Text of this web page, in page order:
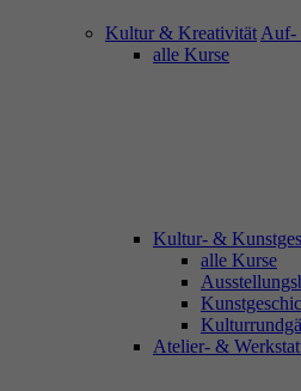
Kultur & Kreativität Auf-
alle Kurse
Kultur- &
alle Kurse
Atelier- &